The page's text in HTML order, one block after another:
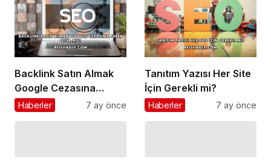
Backlink Satın Almak
Google Cezasına
Sebep Olur mu?
Haberler 7 ay önce
Tanıtım Yazısı Her Site
İçin Gerekli mi?
Haberler 7 ay önce